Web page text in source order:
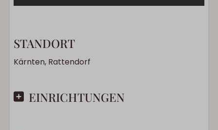
STANDORT
Kärnten, Rattendorf
EINRICHTUNGEN